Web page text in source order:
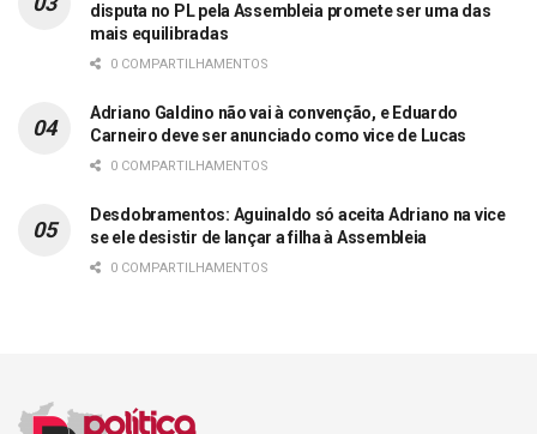
disputa no PL pela Assembleia promete ser uma das
mais equilibradas
0 COMPARTILHAMENTOS
Adriano Galdino não vai à convenção, e Eduardo
Carneiro deve ser anunciado como vice de Lucas
0 COMPARTILHAMENTOS
Desdobramentos: Aguinaldo só aceita Adriano na vice
se ele desistir de lançar a filha à Assembleia
0 COMPARTILHAMENTOS